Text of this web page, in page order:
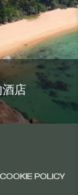
店
COOKIE POLICY